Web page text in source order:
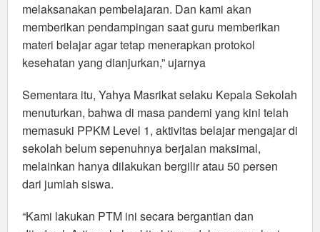
melaksanakan pembelajaran. Dan kami akan
memberikan pendampingan saat guru memberikan
materi belajar agar tetap menerapkan protokol
kesehatan yang dianjurkan,” ujarnya
Sementara itu, Yahya Masrikat selaku Kepala Sekolah
menuturkan, bahwa di masa pandemi yang kini telah
memasuki PPKM Level 1, aktivitas belajar mengajar di
sekolah belum sepenuhnya berjalan maksimal,
melainkan hanya dilakukan bergilir atau 50 persen
dari jumlah siswa.
“Kami lakukan PTM ini secara bergantian dan